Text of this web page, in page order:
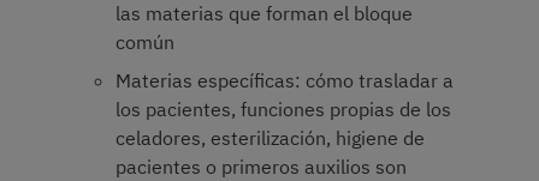
las materias que forman el bloque
común
Materias específicas: cómo trasladar a
los pacientes, funciones propias de los
celadores, esterilización, higiene de
pacientes o primeros auxilios son